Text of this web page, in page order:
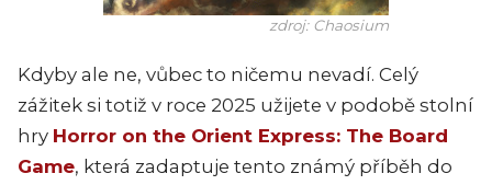
zdroj: Chaosium
Kdyby ale ne, vůbec to ničemu nevadí. Celý
zážitek si totiž v roce 2025 užijete v podobě stolní
hry Horror on the Orient Express: The Board
Game, která zadaptuje tento známý příběh do